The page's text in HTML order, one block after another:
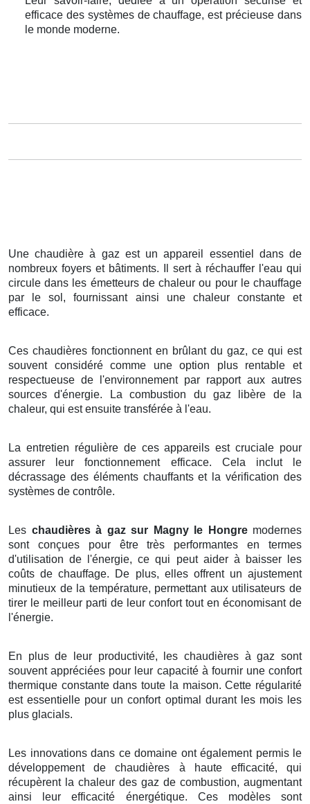
efficace des systèmes de chauffage, est précieuse dans
le monde moderne.
Une chaudière à gaz est un appareil essentiel dans de
nombreux foyers et bâtiments. Il sert à réchauffer l'eau qui
circule dans les émetteurs de chaleur ou pour le chauffage
par le sol, fournissant ainsi une chaleur constante et
efficace.
Ces chaudières fonctionnent en brûlant du gaz, ce qui est
souvent considéré comme une option plus rentable et
respectueuse de l'environnement par rapport aux autres
sources d'énergie. La combustion du gaz libère de la
chaleur, qui est ensuite transférée à l'eau.
La entretien régulière de ces appareils est cruciale pour
assurer leur fonctionnement efficace. Cela inclut le
décrassage des éléments chauffants et la vérification des
systèmes de contrôle.
Les chaudières à gaz sur Magny le Hongremodernes
sont conçues pour être très performantes en termes
d'utilisation de l'énergie, ce qui peut aider à baisser les
coûts de chauffage. De plus, elles offrent un ajustement
minutieux de la température, permettant aux utilisateurs de
tirer le meilleur parti de leur confort tout en économisant de
l'énergie.
En plus de leur productivité, les chaudières à gaz sont
souvent appréciées pour leur capacité à fournir une confort
thermique constante dans toute la maison. Cette régularité
est essentielle pour un confort optimal durant les mois les
plus glacials.
Les innovations dans ce domaine ont également permis le
développement de chaudières à haute efficacité, qui
récupèrent la chaleur des gaz de combustion, augmentant
ainsi leur efficacité énergétique. Ces modèles sont